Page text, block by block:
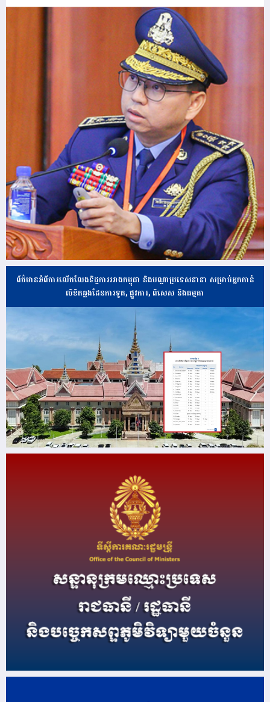
ព័ត៌មានអំពីការលើកលែងទិដ្ឋការរវាងកម្ពុជា និងបណ្ដាប្រទេសនានា សម្រាប់អ្នកកាន់
លិខិតឆ្លងដែនការទូត, ផ្លូវការ, ពិសេស និងធម្មតា